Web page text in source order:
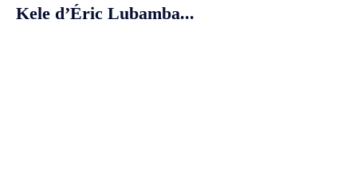
Kele d’Éric Lubamba...